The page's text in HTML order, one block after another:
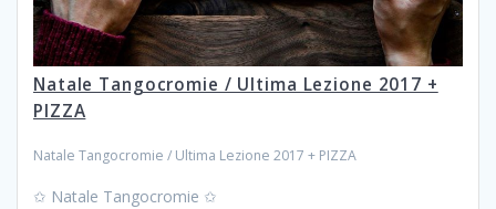
Natale Tangocromie / Ultima Lezione 2017 +
PIZZA
Natale Tangocromie / Ultima Lezione 2017 + PIZZA
✩ Natale Tangocromie ✩